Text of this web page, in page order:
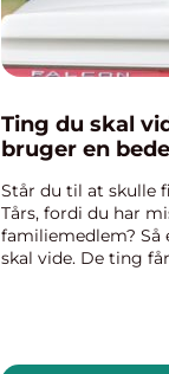
Ting du skal
bruger en
Står du til at skulle
Tårs, fordi du har
familiemedlem? Så
skal vide. De ting